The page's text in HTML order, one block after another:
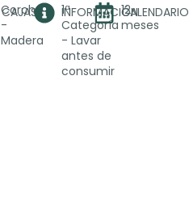
CAJAS
Corcho
-
Madera
INFORMACIÓN
1ª
Categoría
- Lavar
antes de
consumir
CALENDARIO
12
meses